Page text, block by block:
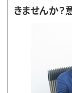
きませんか？